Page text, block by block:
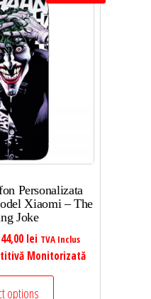
Personalizata
Xiaomi – The
Joke
44,00 lei TVA Inclus
Monitorizată
options